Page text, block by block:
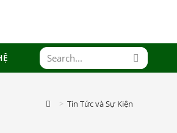
> Tin Tức và Sự Kiện